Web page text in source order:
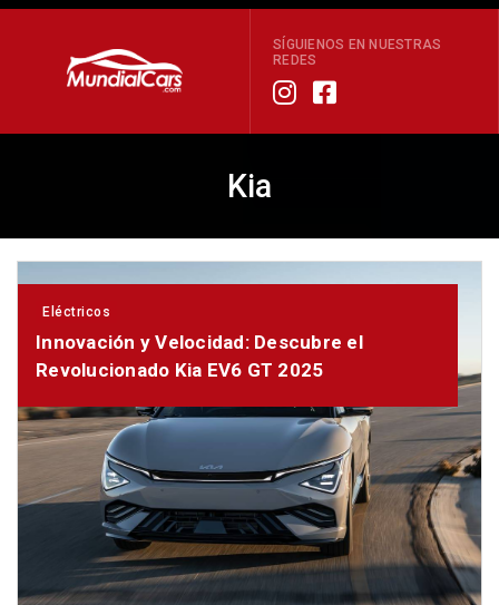
SÍGUIENOS EN NUESTRAS
REDES
Kia
Eléctricos
Innovación y Velocidad: Descubre el
Revolucionado Kia EV6 GT 2025